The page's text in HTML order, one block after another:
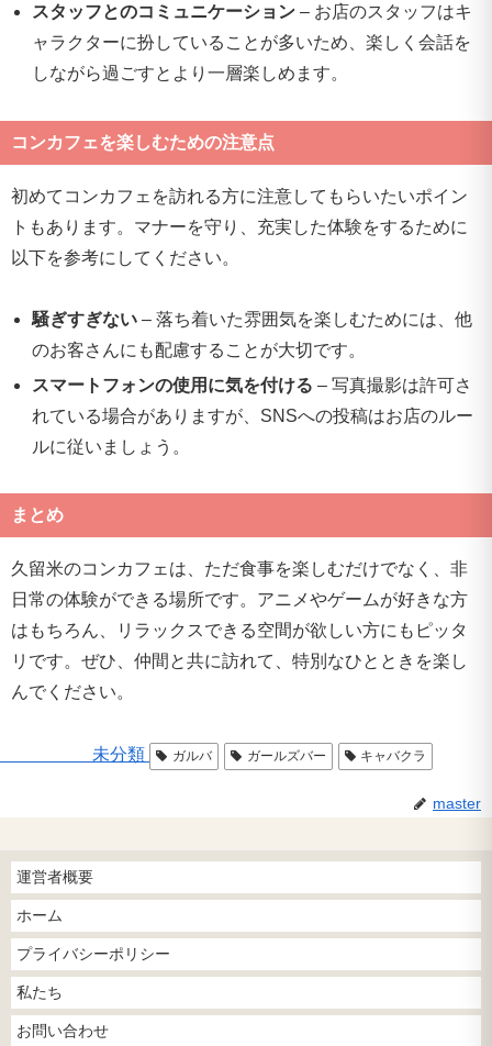
スタッフとのコミュニケーション – お店のスタッフはキ
ャラクターに扮していることが多いため、楽しく会話を
しながら過ごすとより一層楽しめます。
コンカフェを楽しむための注意点
初めてコンカフェを訪れる方に注意してもらいたいポイン
トもあります。マナーを守り、充実した体験をするために
以下を参考にしてください。
騒ぎすぎない – 落ち着いた雰囲気を楽しむためには、他
のお客さんにも配慮することが大切です。
スマートフォンの使用に気を付ける – 写真撮影は許可さ
れている場合がありますが、SNSへの投稿はお店のルー
ルに従いましょう。
まとめ
久留米のコンカフェは、ただ食事を楽しむだけでなく、非
日常の体験ができる場所です。アニメやゲームが好きな方
はもちろん、リラックスできる空間が欲しい方にもピッタ
リです。ぜひ、仲間と共に訪れて、特別なひとときを楽し
んでください。
未分類 ガルバ ガールズバー キャバクラ
master
運営者概要
ホーム
プライバシーポリシー
私たち
お問い合わせ